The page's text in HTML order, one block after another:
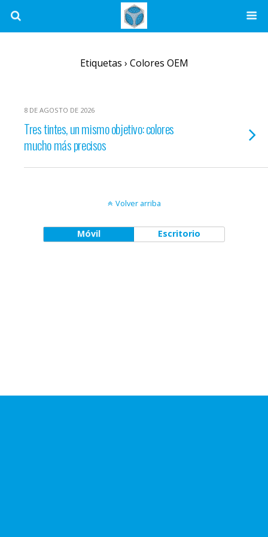
Etiquetas › Colores OEM
8 DE AGOSTO DE 2026
Tres tintes, un mismo objetivo: colores
mucho más precisos
Volver arriba
Móvil Escritorio